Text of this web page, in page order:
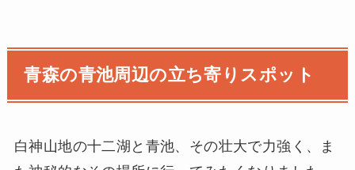
青森の青池周辺の立ち寄りスポット
白神山地の十二湖と青池、その壮大で力強く、ま